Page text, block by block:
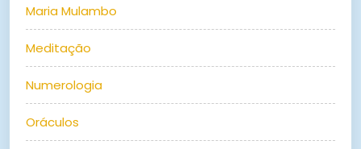
Maria Mulambo
Meditação
Numerologia
Oráculos